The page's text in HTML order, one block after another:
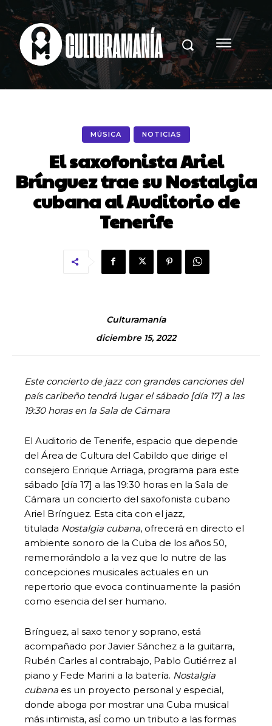
MÚSICA NOTICIAS
El saxofonista Ariel
Brínguez trae su Nostalgia
cubana al Auditorio de
Tenerife
Culturamanía
diciembre 15, 2022
Este concierto de jazz con grandes canciones del
país caribeño tendrá lugar el sábado [día 17] a las
19:30 horas en la Sala de Cámara
El Auditorio de Tenerife, espacio que depende
del Área de Cultura del Cabildo que dirige el
consejero Enrique Arriaga, programa para este
sábado [día 17] a las 19:30 horas en la Sala de
Cámara un concierto del saxofonista cubano
Ariel Brínguez. Esta cita con el jazz,
titulada Nostalgia cubana, ofrecerá en directo el
ambiente sonoro de la Cuba de los años 50,
rememorándolo a la vez que lo nutre de las
concepciones musicales actuales en un
repertorio que evoca continuamente la pasión
como esencia del ser humano.
Brínguez, al saxo tenor y soprano, está
acompañado por Javier Sánchez a la guitarra,
Rubén Carles al contrabajo, Pablo Gutiérrez al
piano y Fede Marini a la batería. Nostalgia
cubana es un proyecto personal y especial,
donde aboga por mostrar una Cuba musical
más intimista, así́ como un tributo a las formas